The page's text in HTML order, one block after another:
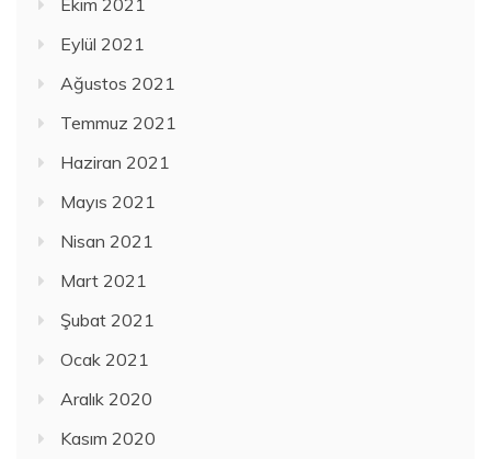
Ekim 2021
Eylül 2021
Ağustos 2021
Temmuz 2021
Haziran 2021
Mayıs 2021
Nisan 2021
Mart 2021
Şubat 2021
Ocak 2021
Aralık 2020
Kasım 2020